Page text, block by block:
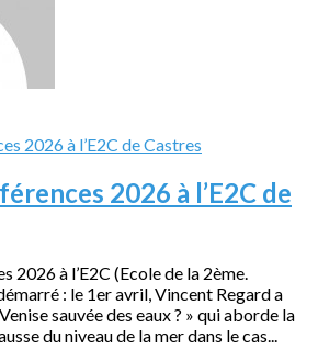
2026 à l’E2C de
2026 à l’E2C (Ecole de la 2ème.
: le 1er avril, Vincent Regard a
sauvée des eaux ? » qui aborde la
du niveau de la mer dans le cas...